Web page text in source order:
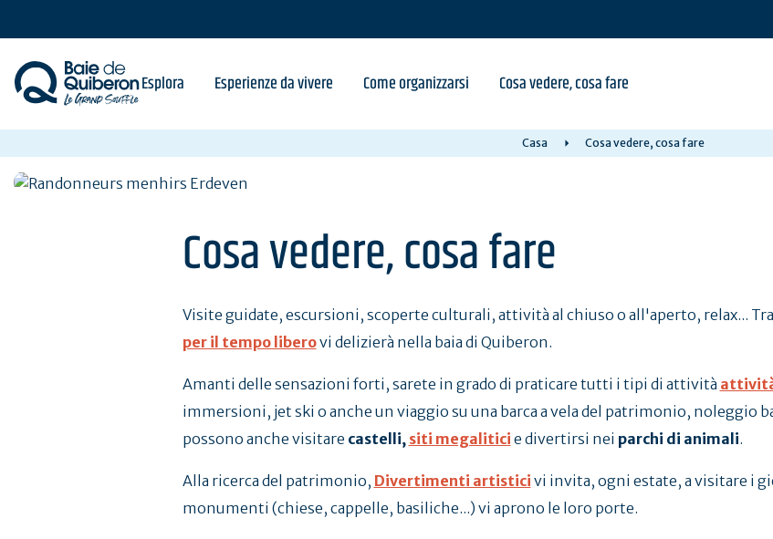
content
Esplora Esperienze da vivere Come organizzarsi Cosa vedere, cosa fare
Casa Cosa vedere, cosa fare
Cosa vedere, cosa fare
Visite guidate, escursioni, scoperte culturali, attività al chiuso o all'aperto, relax...
per il tempo liberovi delizierà nella baia di Quiberon.
Amanti delle sensazioni forti, sarete in grado di praticare tutti i tipi di attività
immersioni, jet ski o anche un viaggio su una barca a vela del patrimonio, noleggio
possono anche visitare castelli, siti megalitici e divertirsi nei parchi di animali.
Alla ricerca del patrimonio, Divertimenti artistici vi invita, ogni estate, a visitare i
monumenti (chiese, cappelle, basiliche...) vi aprono le loro porte.